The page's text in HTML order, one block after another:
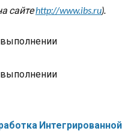
сайтеhttp://www.ibs.ru).